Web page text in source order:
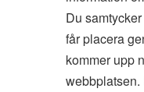
Du
får placera
kommer upp
webbplatsen.